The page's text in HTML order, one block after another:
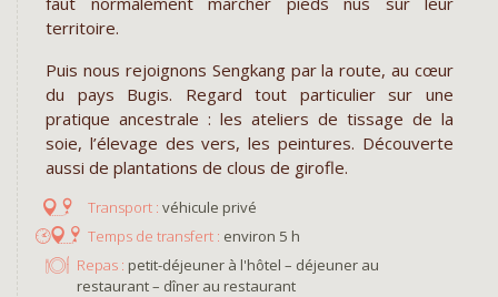
territoire.
Puis nous rejoignons Sengkang par la route, au cœur
du pays Bugis. Regard tout particulier sur une
pratique ancestrale : les ateliers de tissage de la
soie, l’élevage des vers, les peintures. Découverte
aussi de plantations de clous de girofle.
véhicule privé
environ 5 h
Repas : petit-déjeuner à l'hôtel – déjeuner au
restaurant – dîner au restaurant